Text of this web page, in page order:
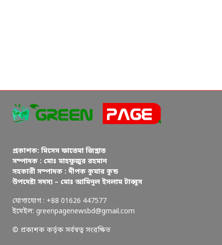
প্রকাশক: মিসেস ফাতেমা জিন্নাত
সম্পাদক : মোঃ মাহফুজুর রহমান
সহকারী সম্পাদক : দীপক কুমার কুন্ড
উপদেষ্টা সদস্য – মোঃ আমিনুল ইসলাম টাব্বুস
যোগাযোগ : +88 01626 447577
ইমেইল: greenpagenewsbd@gmail.com
© প্রকাশক কর্তৃক সর্বস্বত্ব সংরক্ষিত